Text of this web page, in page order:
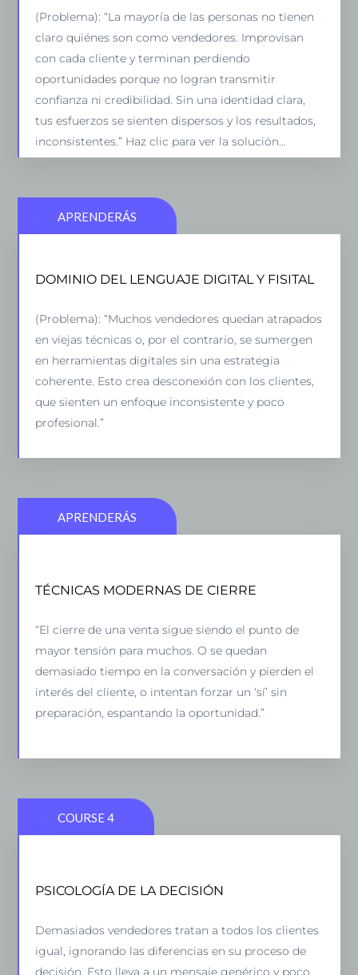
(Problema): “La mayoría de las personas no tienen
claro quiénes son como vendedores. Improvisan
con cada cliente y terminan perdiendo
oportunidades porque no logran transmitir
confianza ni credibilidad. Sin una identidad clara,
tus esfuerzos se sienten dispersos y los resultados,
inconsistentes.” Haz clic para ver la solución...
(Solución): “En el taller, aprenderás a construir una
identidad de ventas poderosa, basada en tus
valores, habilidades y estilo único. Tendrás un
marco claro para presentarte con confianza y
coherencia, transformando la percepción de tus
clientes y aumentando la probabilidad de cerrar
más negocios.”
APRENDERÁS
DOMINIO DEL LENGUAJE DIGITAL Y FISITAL
(Problema): “Muchos vendedores quedan atrapados
en viejas técnicas o, por el contrario, se sumergen
en herramientas digitales sin una estrategia
coherente. Esto crea desconexión con los clientes,
que sienten un enfoque inconsistente y poco
profesional.”
DOMINIO DEL LENGUAJE DIGITAL Y FISITAL
(Solución): “Te enseñaré a dominar el lenguaje
fisital: cómo integrar lo mejor de los entornos
digitales y presenciales para crear experiencias
fluidas y confiables. Con técnicas probadas, podrás
comunicarte de forma efectiva en cualquier canal,
maximizando el impacto de tus mensajes.”
APRENDERÁS
TÉCNICAS MODERNAS DE CIERRE
“El cierre de una venta sigue siendo el punto de
mayor tensión para muchos. O se quedan
demasiado tiempo en la conversación y pierden el
interés del cliente, o intentan forzar un ‘sí’ sin
preparación, espantando la oportunidad.”
que eliminan la fricción. Aprenderás a detectar
señales de compra, manejar objeciones con
naturalidad y llevar al cliente al ‘sí’ sin presiones,
haciendo que cada cierre sea un paso lógico y
cómodo para ambas partes.”
COURSE 4
PSICOLOGÍA DE LA DECISIÓN
Demasiados vendedores tratan a todos los clientes
igual, ignorando las diferencias en su proceso de
decisión. Esto lleva a un mensaje genérico y poco
psicología del cliente. Identificarás los gatillos
mentales que lo impulsan a decir ‘sí’ y ajustarás tu